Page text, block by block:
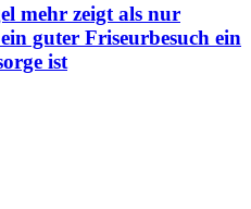
mehr zeigt als nur
guter Friseurbesuch ein
ist